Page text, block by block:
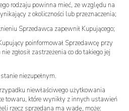
rodzaju powinna mieć, ze względu na
z okoliczności lub przeznaczenia;
Sprzedawca zapewnił Kupującego;
poinformował Sprzedawcę przy
zgłosił zastrzeżenia co do takiego jej
niezupełnym.
niewłaściwego użytkowania
towaru, które wynikły z innych ustawień
rzecz sprzedana ma wadę, może: